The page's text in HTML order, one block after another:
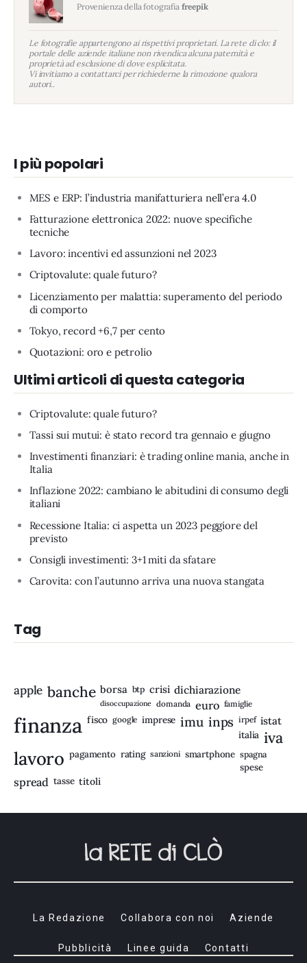
Provenienza della fotografia freepik
Le fotografie appartengono ai rispettivi proprietari. La rete di clo: il
portale delle aziende italiane non rivendica alcuna paternità e
proprietà ad esclusione di dove esplicitata.
Vi invitiamo a contattarci per richiederne la rimozione qualora
autori..
I più popolari
MES e ERP: l’industria manifatturiera nell’era 4.0
Fatturazione elettronica 2022: nuove specifiche
tecniche
Lavoro: incentivi ed assunzioni nel 2023
Criptovalute: quale futuro?
Licenziamento per malattia: superamento del periodo
di comporto
Tokyo, record +6,7 per cento
Quotazioni: oro e petrolio
Ultimi articoli di questa categoria
Criptovalute: quale futuro?
Tassi sui mutui: è stato record tra gennaio e giugno
Investimenti finanziari: è trading online mania, anche in
Italia
Inflazione 2022: cambiano le abitudini di consumo degli
italiani
Recessione Italia: ci aspetta un 2023 peggiore del
previsto
Consigli investimenti: 3+1 miti da sfatare
Carovita: con l’autunno arriva una nuova stangata
Tag
apple banche borsa btp crisi dichiarazione
disoccupazione domanda euro famiglie
finanza fisco google imprese imu inps irpef istat
italia iva
lavoro pagamento rating sanzioni smartphone spagna
spese
spread tasse titoli
La Redazione Collabora con noi Aziende
Pubblicità Linee guida Contatti